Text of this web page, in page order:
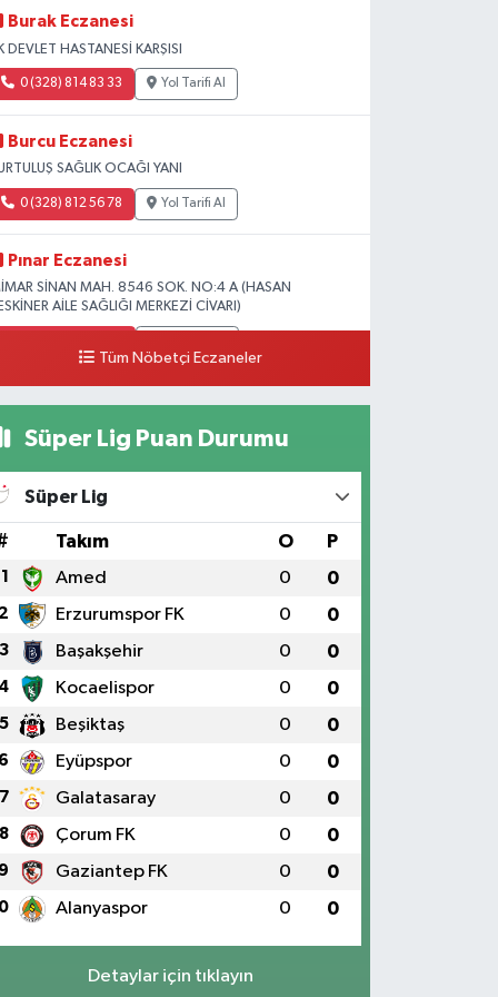
Burak Eczanesi
DEVLET HASTANESİ KARŞISI
0 (328) 814 83 33 Yol Tarifi Al
Burcu Eczanesi
SAĞLIK OCAĞI YANI
0 (328) 812 56 78 Yol Tarifi Al
Pınar Eczanesi
SİNAN MAH. 8546 SOK. NO:4 A (HASAN
AİLE SAĞLIĞI MERKEZİ CİVARI)
Tüm Nöbetçi Eczaneler
Süper Lig Puan Durumu
Süper Lig
Takım O P
1 Amed 0 0
2 Erzurumspor FK 0 0
3 Başakşehir 0 0
4 Kocaelispor 0 0
5 Beşiktaş 0 0
6 Eyüpspor 0 0
7 Galatasaray 0 0
8 Çorum FK 0 0
9 Gaziantep FK 0 0
Alanyaspor 0 0
Detaylar için tıklayın